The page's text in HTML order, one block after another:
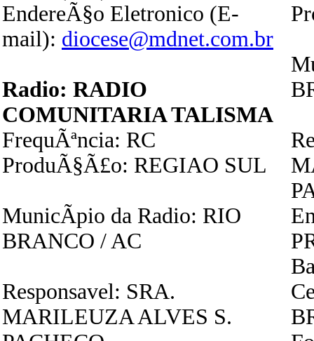
EndereÃ§o Eletronico (E-
mail): diocese@mdnet.com.br
Radio: RADIO
COMUNITARIA TALISMA
FrequÃªncia: RC
ProduÃ§Ã£o: REGIAO SUL
MunicÃ­pio da Radio: RIO
BRANCO / AC
Responsavel: SRA.
MARILEUZA ALVES S.